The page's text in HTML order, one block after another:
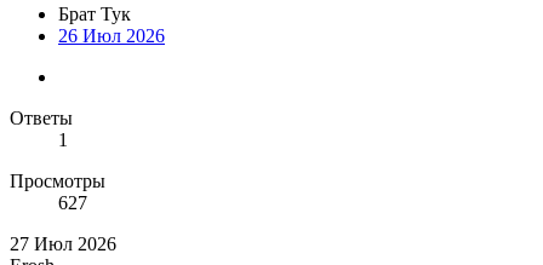
Брат Тук
26 Июл 2026
Ответы
1
Просмотры
627
27 Июл 2026